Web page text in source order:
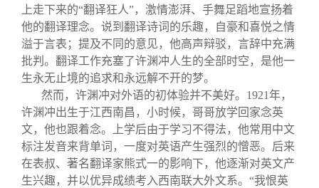
上走下来的“翻译狂人”，激情澎湃、手舞足蹈地宣扬着
他的翻译理念。说到翻译诗词的乐趣，自豪和喜悦之情
溢于言表；提及不同的意见，他高声辩驳，言辞中充满
批判。翻译工作充塞了许渊冲人生的全部时空，是他一
生永无止境的追求和永远解不开的梦。
然而，许渊冲对外语的初体验并不美好。1921年，
许渊冲出生于江西南昌，小时候，哥哥放学回家念英
文，他也跟着念。上学后由于学习不得法，他常用中文
标注发音来背单词，一度对英语产生强烈的憎恶。后来
在表叔、著名翻译家熊式一的影响下，他逐渐对英文产
生兴趣，并以优异成绩考入西南联大外文系。“我恨英